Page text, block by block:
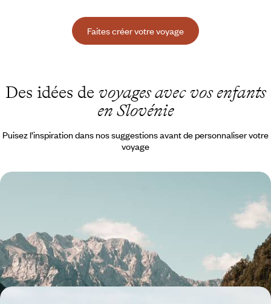
Faites créer votre voyage
Des idées de voyages avec vos enfants
en Slovénie
Puisez l’inspiration dans nos suggestions avant de personnaliser votre
voyage
Voir du pays en famille, des Alpes Juliennes à Ljubljana, en passant par
Bled et la vallée de Logarska
10 jours, de 2100 à 3100 €